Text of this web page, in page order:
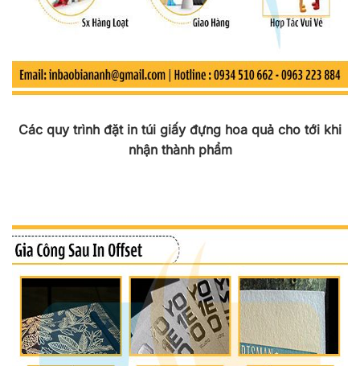
Các quy trình đặt in túi giấy đựng hoa quả cho tới khi
nhận thành phẩm